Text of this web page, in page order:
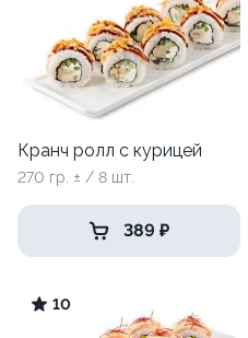
Кранч ролл с курицей
270 гр. ± / 8 шт.
389 ₽
10